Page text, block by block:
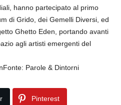
hanno partecipato al primo
di Grido, dei Gemelli Diversi, ed
Ghetto Eden, portando avanti
agli artisti emergenti del
Parole & Dintorni
Pinterest